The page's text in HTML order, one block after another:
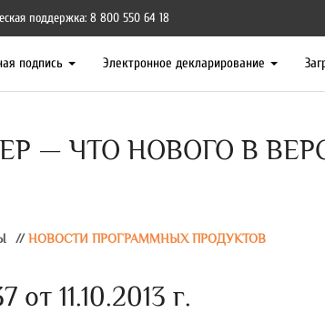
поддержка: 8 800 550 64 18
подпись Электронное декларирование
— ЧТО НОВОГО В
// НОВОСТИ ПРОГРАММНЫХ ПРОДУКТОВ
11.10.2013 г.